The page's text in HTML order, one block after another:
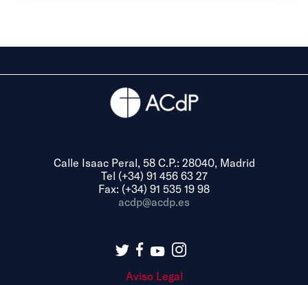
Calle Isaac Peral, 58 C.P.: 28040, Madrid
Tel (+34) 91 456 63 27
Fax: (+34) 91 535 19 98
acdp@acdp.es
Aviso Legal